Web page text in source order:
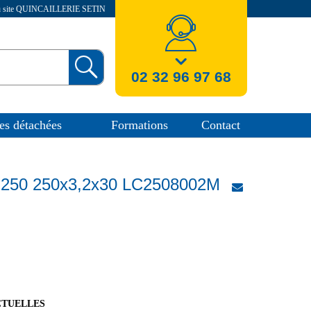
site QUINCAILLERIE SETIN
02 32 96 97 68
détachées Formations Contact
250x3,2x30 LC2508002M